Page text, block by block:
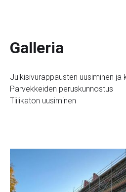
Galleria
Julkisivurappausten uusiminen ja
Parvekkeiden peruskunnostus
Tiilikaton uusiminen